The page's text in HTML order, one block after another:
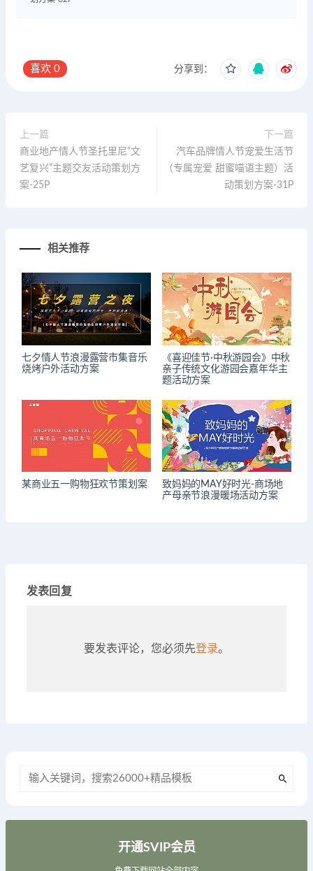
喜欢 0 分享到：
上一篇
商业地产情人节圣托里尼“文
艺复兴”主题交友活动策划方
案-25P
下一篇
汽车品牌情人节宠爱生活节
（专属宠爱 甜蜜喵语主题）活
动策划方案-31P
相关推荐
七夕情人节浪漫露营市集音乐
烧烤户外活动方案
《喜迎佳节·中秋游园会》中秋
亲子传统文化游园会嘉年华主
题活动方案
某商业五一购物狂欢节策划案
致妈妈的MAY好时光-商场地
产母亲节浪漫暖场活动方案
发表回复
要发表评论，您必须先登录。
开通SVIP会员